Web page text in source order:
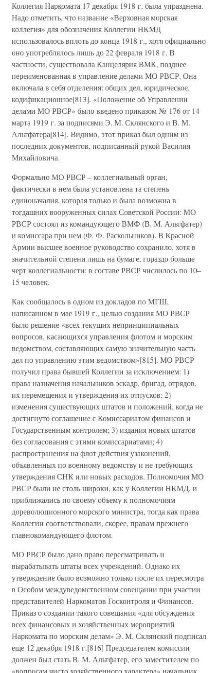
Коллегия Наркомата 17 декабря 1918 г. была упразднена.
Надо отметить, что название «Верховная морская
коллегия» для обозначения Коллегии НКМД
использовалось вплоть до конца 1918 г., хотя официально
оно употреблялось лишь до 22 февраля 1918 г. В
частности, существовала Канцелярия ВМК, позднее
переименованная в управление делами МО РВСР. Она
включала в себя отделения: общих дел, юридическое,
кодификационное[813]. «Положение об Управлении
делами МО РВСР» было введено приказом № 176 от 14
марта 1919 г. за подписями Э. М. Склянского и В. М.
Альтфатера[814]. Видимо, этот приказ был одним из
последних документов, подписанный рукой Василия
Михайловича.
Формально МО РВСР – коллегиальный орган,
фактически в нем была установлена та степень
единоначалия, которая только и была возможна в
тогдашних вооруженных силах Советской России: МО
РВСР состоял из командующего ВМФ (В. М. Альтфатер)
и комиссара при нем (Ф. Ф. Раскольников). В Красной
Армии высшее военное руководство сохранило, хотя в
значительной степени лишь на бумаге, гораздо больше
черт коллегиальности: в составе РВСР числилось по 10–
15 человек.
Как сообщалось в одном из докладов по МГШ,
написанном в мае 1919 г., целью создания МО РВСР
было решение «всех текущих непринципиальных
вопросов, касающихся управления флотом и морским
ведомством, составляющих самую значительную часть
дел по управлению этим ведомством»[815]. МО РВСР
получил права бывшей Коллегии за исключением: 1)
права назначения начальников эскадр, бригад, отрядов,
их перемещения и утверждения их отпусков; 2)
изменения существующих штатов и положений, когда не
достигнуто соглашение с Комиссариатом финансов и
Государственным контролем; 3) издания новых штатов
без согласования с этими комиссариатами; 4)
распространения на флот действия узаконений,
объявленных по военному ведомству и не требующих
утверждения СНК или новых расходов. Полномочия МО
РВСР были не столь широки, как у Коллегии НКМД, и
приближались по своему объему к полномочиям
дореволюционного морского министра, тогда как права
Коллегии соответствовали, скорее, правам прежнего
главнокомандующего флотом.
МО РВСР было дано право пересматривать и
вырабатывать штаты всех учреждений. Однако их
утверждение было возможно только после их пересмотра
в Особом междуведомственном совещании при участии
представителей Наркоматов Госконтроля и Финансов.
Приказ о создании такого совещания «для обсуждения
всех финансовых и хозяйственных мероприятий
Наркомата по морским делам» Э. М. Склянский подписал
еще 12 декабря 1918 г.[816] Председателем комиссии
должен был стать В. М. Альтфатер, его заместителем по
«вопросам чисто хозяйственного характера» начальник